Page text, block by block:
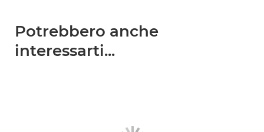
Potrebbero anche
interessarti...